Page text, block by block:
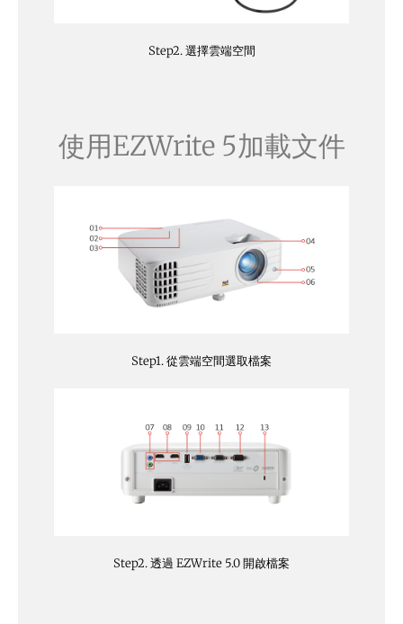
Step2. 選擇雲端空間
使用EZWrite 5加載文件
Step1. 從雲端空間選取檔案
Step2. 透過 EZWrite 5.0 開啟檔案